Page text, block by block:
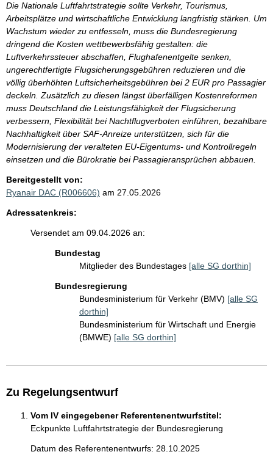
Die Nationale Luftfahrtstrategie sollte Verkehr, Tourismus,
Arbeitsplätze und wirtschaftliche Entwicklung langfristig stärken. Um
Wachstum wieder zu entfesseln, muss die Bundesregierung
dringend die Kosten wettbewerbsfähig gestalten: die
Luftverkehrssteuer abschaffen, Flughafenentgelte senken,
ungerechtfertigte Flugsicherungsgebühren reduzieren und die
völlig überhöhten Luftsicherheitsgebühren bei 2 EUR pro Passagier
deckeln. Zusätzlich zu diesen längst überfälligen Kostenreformen
muss Deutschland die Leistungsfähigkeit der Flugsicherung
verbessern, Flexibilität bei Nachtflugverboten einführen, bezahlbare
Nachhaltigkeit über SAF-Anreize unterstützen, sich für die
Modernisierung der veralteten EU-Eigentums- und Kontrollregeln
einsetzen und die Bürokratie bei Passagieransprüchen abbauen.
Bereitgestellt von:
Ryanair DAC (R006606) am 27.05.2026
Adressatenkreis:
Versendet am 09.04.2026 an:
Bundestag
Mitglieder des Bundestages [alle SG dorthin]
Bundesregierung
Bundesministerium für Verkehr (BMV) [alle SG
dorthin]
Bundesministerium für Wirtschaft und Energie
(BMWE) [alle SG dorthin]
Zu Regelungsentwurf
Vom IV eingegebener Referentenentwurfstitel:
Eckpunkte Luftfahrtstrategie der Bundesregierung
Datum des Referentenentwurfs: 28.10.2025